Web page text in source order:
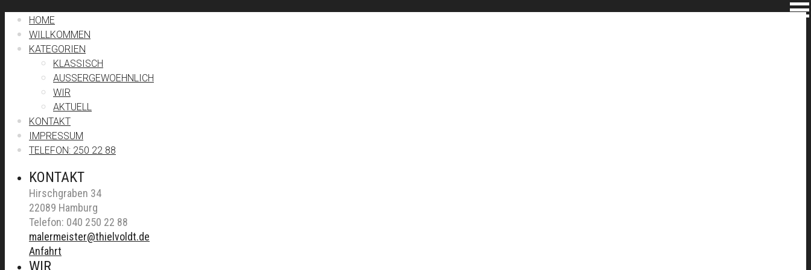
HOME
WILLKOMMEN
KATEGORIEN
KLASSISCH
AUSSERGEWOEHNLICH
WIR
AKTUELL
KONTAKT
IMPRESSUM
TELEFON: 250 22 88
KONTAKT
Hirschgraben 34
22089 Hamburg
Telefon: 040 250 22 88
malermeister@thielvoldt.de
Anfahrt
WIR